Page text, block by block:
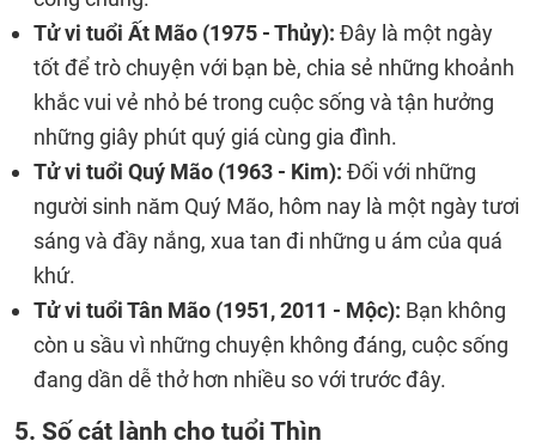
Tử vi tuổi Ất Mão (1975 - Thủy): Đây là một ngày
tốt để trò chuyện với bạn bè, chia sẻ những khoảnh
khắc vui vẻ nhỏ bé trong cuộc sống và tận hưởng
những giây phút quý giá cùng gia đình.
Tử vi tuổi Quý Mão (1963 - Kim): Đối với những
người sinh năm Quý Mão, hôm nay là một ngày tươi
sáng và đầy nắng, xua tan đi những u ám của quá
khứ.
Tử vi tuổi Tân Mão (1951, 2011 - Mộc): Bạn không
còn u sầu vì những chuyện không đáng, cuộc sống
đang dần dễ thở hơn nhiều so với trước đây.
5. Số cát lành cho tuổi Thìn